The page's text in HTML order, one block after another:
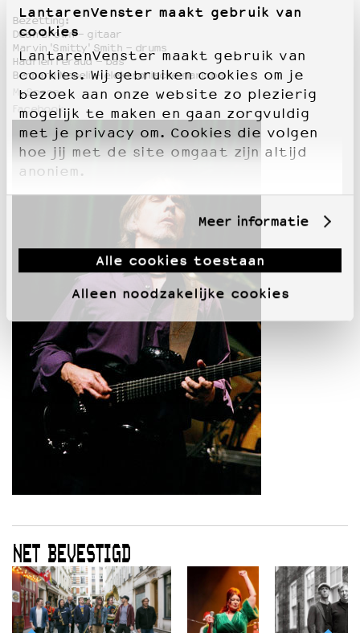
LantarenVenster maakt gebruik van
cookies
LantarenVenster maakt gebruik van
cookies. Wij gebruiken cookies om je
bezoek aan onze website zo plezierig
mogelijk te maken en gaan zorgvuldig
met je privacy om. Cookies die volgen
hoe jij met de site omgaat zijn altijd
anoniem.
Meer informatie
Alle cookies toestaan
Alleen noodzakelijke cookies
Bezetting:
Dean Brown - gitaar
Marvin 'Smitty' Smith - drums
Hadrien Feraud - bas
Bernard Maseli - elektronische marimba
MySpace
Facebook
NET BEVESTIGD